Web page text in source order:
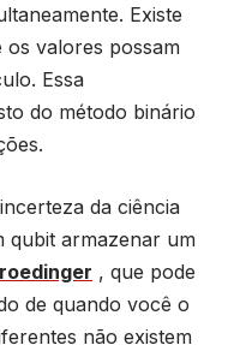
Existe
os valores possam
Essa
do método binário
da ciência
qubit armazenar um
, que pode
de quando você o
não existem